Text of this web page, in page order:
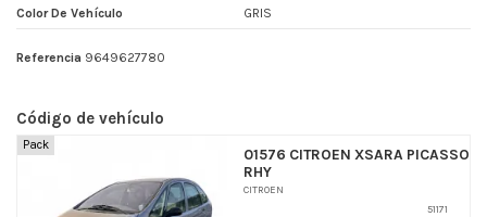
Color De Vehículo GRIS
Referencia 9649627780
Código de vehículo
Pack
01576 CITROEN XSARA PICASSO
RHY
CITROEN
51171